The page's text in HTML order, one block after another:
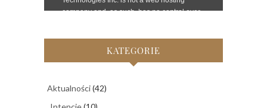
KATEGORIE
Aktualności(42)